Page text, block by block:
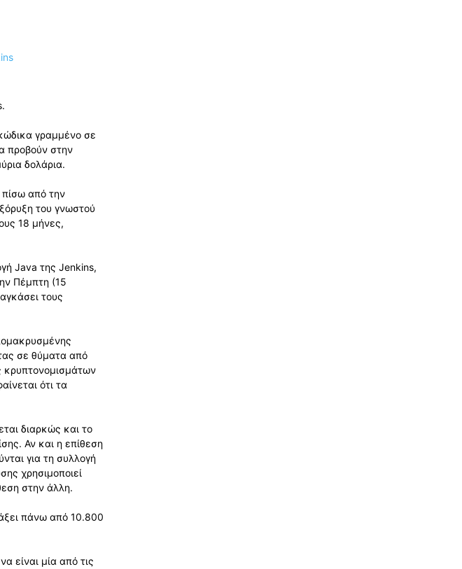
γραμμένο σε
προβούν στην
δολάρια.
από την
του γνωστού
18 μήνες,
Java της Jenkins,
Πέμπτη (15
τους
σε θύματα από
κρυπτονομισμάτων
ότι τα
διαρκώς και το
Αν και η επίθεση
για τη συλλογή
χρησιμοποιεί
στην άλλη.
πάνω από 10.800
είναι μία από τις